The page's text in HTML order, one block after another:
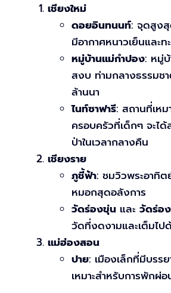
เชียงใหม่
ดอยอินทนนท์: จุดสูงสุ
มีอากาศหนาวเย็นและท
หมู่บ้านแม่กำปอง: หมู่
สงบ ท่ามกลางธรรมช
ล้านนา
ไนท์ซาฟารี: สถานที่เหม
ครอบครัวที่เด็กๆ จะไ
ป่าในเวลากลางคืน
เชียงราย
ภูชี้ฟ้า: ชมวิวพระอาทิต
หมอกสุดอลังการ
วัดร่องขุ่น และ วัดร่อ
วัดที่งดงามและเต็มไ
แม่ฮ่องสอน
ปาย: เมืองเล็กที่มีบรร
เหมาะสำหรับการพักผ่